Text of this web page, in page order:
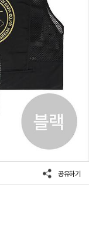
공유하기